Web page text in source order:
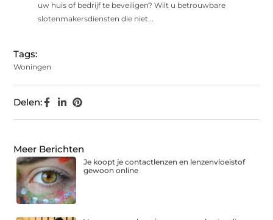
uw huis of bedrijf te beveiligen? Wilt u betrouwbare
slotenmakersdiensten die niet...
Tags:
Woningen
Delen:
Meer Berichten
Je koopt je contactlenzen en lenzenvloeistof
gewoon online